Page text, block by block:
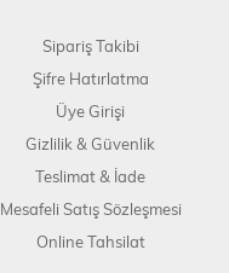
Sipariş Takibi
Şifre Hatırlatma
Üye Girişi
Gizlilik & Güvenlik
Teslimat & İade
Mesafeli Satış Sözleşmesi
Online Tahsilat